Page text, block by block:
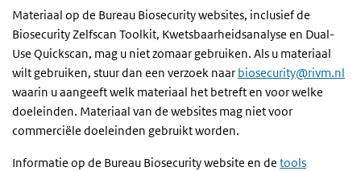
Materiaal op de Bureau Biosecurity websites, inclusief de
Biosecurity Zelfscan Toolkit, Kwetsbaarheidsanalyse en Dual-
Use Quickscan, mag u niet zomaar gebruiken. Als u materiaal
wilt gebruiken, stuur dan een verzoek naar biosecurity@rivm.nl
waarin u aangeeft welk materiaal het betreft en voor welke
doeleinden. Materiaal van de websites mag niet voor
commerciële doeleinden gebruikt worden.
Informatie op de Bureau Biosecurity website en de tools